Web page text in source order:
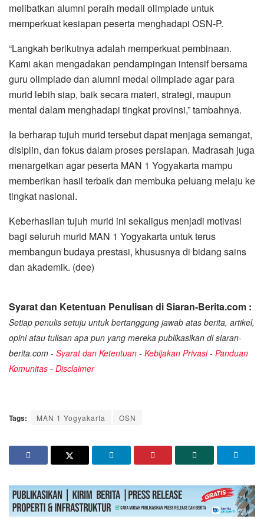
melibatkan alumni peraih medali olimpiade untuk
memperkuat kesiapan peserta menghadapi OSN-P.
“Langkah berikutnya adalah memperkuat pembinaan.
Kami akan mengadakan pendampingan intensif bersama
guru olimpiade dan alumni medal olimpiade agar para
murid lebih siap, baik secara materi, strategi, maupun
mental dalam menghadapi tingkat provinsi,” tambahnya.
Ia berharap tujuh murid tersebut dapat menjaga semangat,
disiplin, dan fokus dalam proses persiapan. Madrasah juga
menargetkan agar peserta MAN 1 Yogyakarta mampu
memberikan hasil terbaik dan membuka peluang melaju ke
tingkat nasional.
Keberhasilan tujuh murid ini sekaligus menjadi motivasi
bagi seluruh murid MAN 1 Yogyakarta untuk terus
membangun budaya prestasi, khususnya di bidang sains
dan akademik. (dee)
Syarat dan Ketentuan Penulisan di Siaran-Berita.com :
Setiap penulis setuju untuk bertanggung jawab atas berita, artikel,
opini atau tulisan apa pun yang mereka publikasikan di siaran-
berita.com - Syarat dan Ketentuan - Kebijakan Privasi- Panduan
Komunitas - Disclaimer
Tags: MAN 1 Yogyakarta OSN